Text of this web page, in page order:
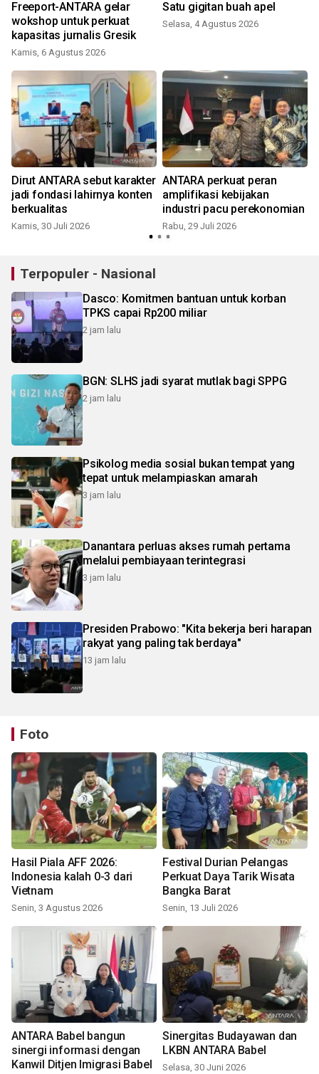
Freeport-ANTARA gelar
wokshop untuk perkuat
kapasitas jurnalis Gresik
Kamis, 6 Agustus 2026
Satu gigitan buah apel
Selasa, 4 Agustus 2026
Dirut ANTARA sebut karakter
jadi fondasi lahirnya konten
berkualitas
Kamis, 30 Juli 2026
ANTARA perkuat peran
amplifikasi kebijakan
industri pacu perekonomian
Rabu, 29 Juli 2026
Terpopuler - Nasional
Dasco: Komitmen bantuan untuk korban
TPKS capai Rp200 miliar
2 jam lalu
BGN: SLHS jadi syarat mutlak bagi SPPG
2 jam lalu
Psikolog media sosial bukan tempat yang
tepat untuk melampiaskan amarah
3 jam lalu
Danantara perluas akses rumah pertama
melalui pembiayaan terintegrasi
3 jam lalu
Presiden Prabowo: "Kita bekerja beri harapan
rakyat yang paling tak berdaya"
13 jam lalu
Foto
Hasil Piala AFF 2026:
Indonesia kalah 0-3 dari
Vietnam
Senin, 3 Agustus 2026
Festival Durian Pelangas
Perkuat Daya Tarik Wisata
Bangka Barat
Senin, 13 Juli 2026
ANTARA Babel bangun
sinergi informasi dengan
Kanwil Ditjen Imigrasi Babel
Sinergitas Budayawan dan
LKBN ANTARA Babel
Selasa, 30 Juni 2026